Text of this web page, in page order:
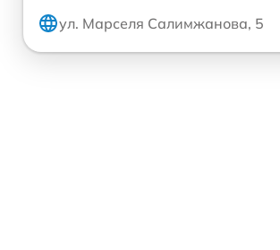
ул. Марселя Салимжанова, 5